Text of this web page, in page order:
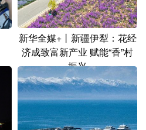
海南 重庆
云南 西藏
青海 宁夏
黑龙江
新华全媒+丨新疆伊犁：花经
济成致富新产业 赋能“香”村
振兴